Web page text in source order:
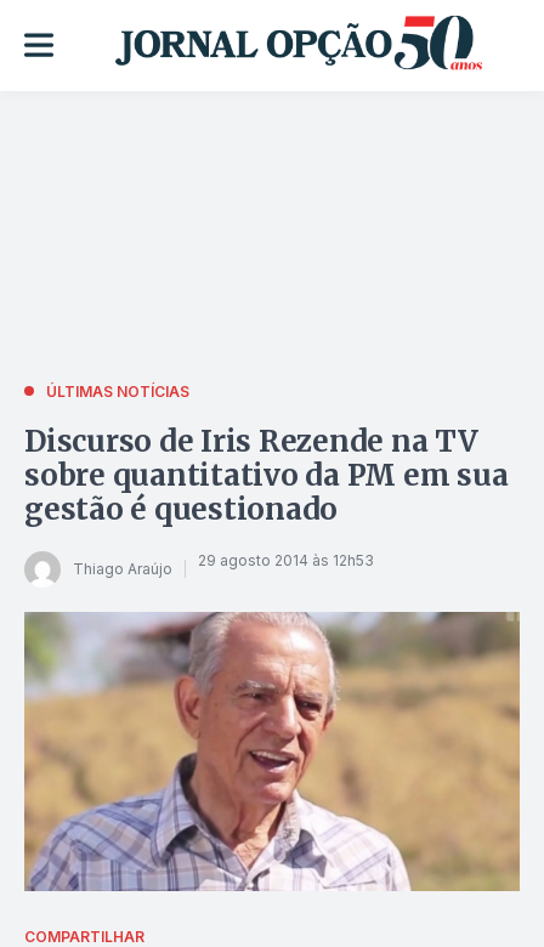
ÚLTIMAS NOTÍCIAS
Discurso de Iris Rezende na TV
sobre quantitativo da PM em sua
gestão é questionado
Thiago Araújo 29 agosto 2014 às 12h53
COMPARTILHAR